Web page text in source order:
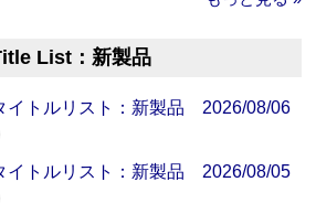
List：新製品
イトルリスト：新製品 2026/08/06
イトルリスト：新製品 2026/08/05